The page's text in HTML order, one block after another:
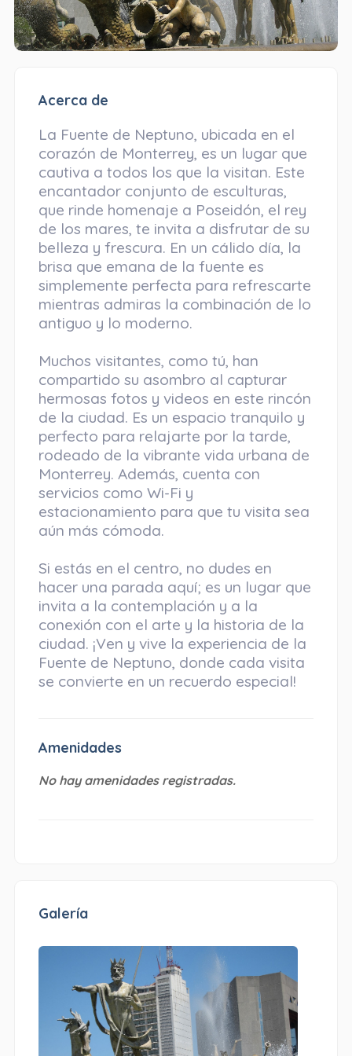
Acerca de
La Fuente de Neptuno, ubicada en el
corazón de Monterrey, es un lugar que
cautiva a todos los que la visitan. Este
encantador conjunto de esculturas,
que rinde homenaje a Poseidón, el rey
de los mares, te invita a disfrutar de su
belleza y frescura. En un cálido día, la
brisa que emana de la fuente es
simplemente perfecta para refrescarte
mientras admiras la combinación de lo
antiguo y lo moderno.
Muchos visitantes, como tú, han
compartido su asombro al capturar
hermosas fotos y videos en este rincón
de la ciudad. Es un espacio tranquilo y
perfecto para relajarte por la tarde,
rodeado de la vibrante vida urbana de
Monterrey. Además, cuenta con
servicios como Wi-Fi y
estacionamiento para que tu visita sea
aún más cómoda.
Si estás en el centro, no dudes en
hacer una parada aquí; es un lugar que
invita a la contemplación y a la
conexión con el arte y la historia de la
ciudad. ¡Ven y vive la experiencia de la
Fuente de Neptuno, donde cada visita
se convierte en un recuerdo especial!
Amenidades
No hay amenidades registradas.
Galería